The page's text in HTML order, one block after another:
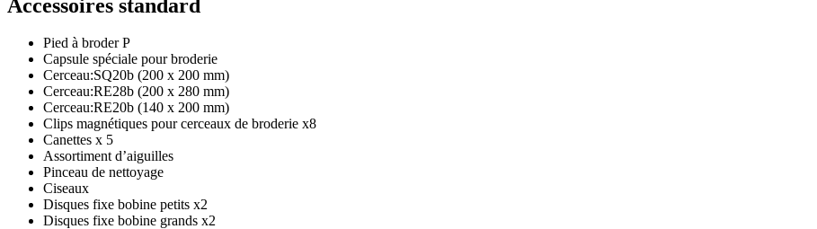
Accessoires standard
Pied à broder P
Capsule spéciale pour broderie
Cerceau:SQ20b (200 x 200 mm)
Cerceau:RE28b (200 x 280 mm)
Cerceau:RE20b (140 x 200 mm)
Clips magnétiques pour cerceaux de broderie x8
Canettes x 5
Assortiment d’aiguilles
Pinceau de nettoyage
Ciseaux
Disques fixe bobine petits x2
Disques fixe bobine grands x2